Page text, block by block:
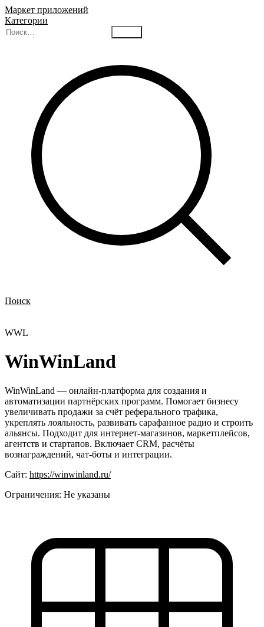
Маркет приложений
Категории
Поиск
WWL
WinWinLand
WinWinLand — онлайн-платформа для создания и
автоматизации партнёрских программ. Помогает бизнесу
увеличивать продажи за счёт реферального трафика,
укреплять лояльность, развивать сарафанное радио и строить
альянсы. Подходит для интернет-магазинов, маркетплейсов,
агентств и стартапов. Включает CRM, расчёты
вознаграждений, чат-боты и интеграции.
Сайт: https://winwinland.ru/
Ограничения: Не указаны